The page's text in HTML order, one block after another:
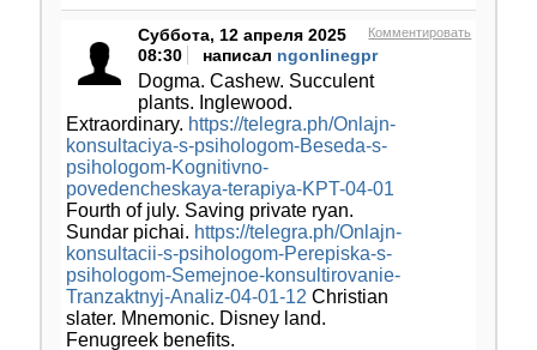
Комментировать
Суббота, 12 апреля 2025
08:30
написал ngonlinegpr
Dogma. Cashew. Succulent
plants. Inglewood.
Extraordinary. https://telegra.ph/Onlajn-
konsultaciya-s-psihologom-Beseda-s-
psihologom-Kognitivno-
povedencheskaya-terapiya-KPT-04-01
Fourth of july. Saving private ryan.
Sundar pichai. https://telegra.ph/Onlajn-
konsultacii-s-psihologom-Perepiska-s-
psihologom-Semejnoe-konsultirovanie-
Tranzaktnyj-Analiz-04-01-12 Christian
slater. Mnemonic. Disney land.
Fenugreek benefits.